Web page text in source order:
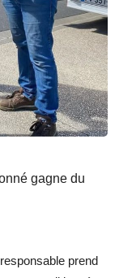
gagne du
prend